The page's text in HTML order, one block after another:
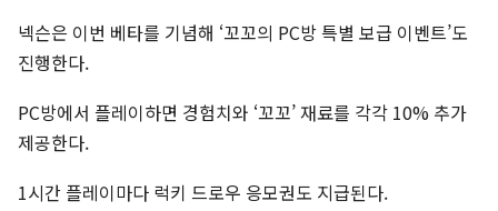
넥슨은 이번 베타를 기념해 ‘꼬꼬의 PC방 특별 보급 이벤트’도
진행한다.
PC방에서 플레이하면 경험치와 ‘꼬꼬’ 재료를 각각 10% 추가
제공한다.
1시간 플레이마다 럭키 드로우 응모권도 지급된다.